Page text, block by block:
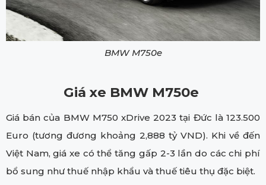
BMW M750e
Giá xe BMW M750e
Giá bán của BMW M750 xDrive 2023 tại Đức là 123.500
Euro (tương đương khoảng 2,888 tỷ VND). Khi về đến
Việt Nam, giá xe có thể tăng gấp 2-3 lần do các chi phí
bổ sung như thuế nhập khẩu và thuế tiêu thụ đặc biệt.